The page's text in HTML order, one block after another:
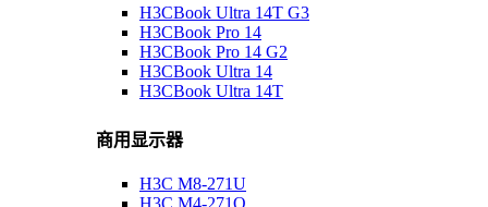
H3CBook Ultra 14T G3
H3CBook Pro 14
H3CBook Pro 14 G2
H3CBook Ultra 14
H3CBook Ultra 14T
商用显示器
H3C M8-271U
H3C M4-271Q